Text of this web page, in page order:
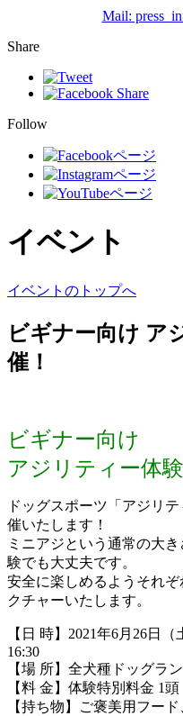
Mail:
Share
Follow
イベント
イベントのトップへ
ビギナー向け ア
催！
ビギナー向け
アジリティー体
ドッグスポーツ「アジリ
催いたします！
ミニアジという通常の大
験でも大丈夫です。
安全に楽しめるようそれ
クチャーいたします。
【日 時】2021年6月26日
16:30
【場 所】全犬種ドッグラン
【料 金】体験特別料金 1頭
【持ち物】ご褒美用フー